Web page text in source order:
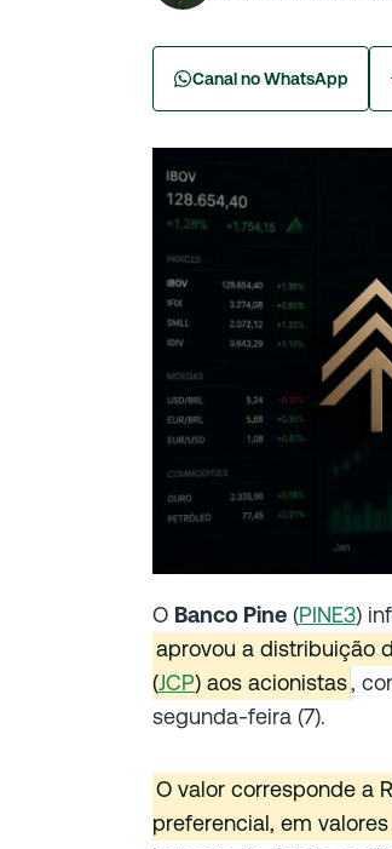
Canal no WhatsApp
O Banco Pine (PINE3)
aprovou a distribuição
(JCP) aos acionistas,
segunda-feira (7).
O valor corresponde a
preferencial, em